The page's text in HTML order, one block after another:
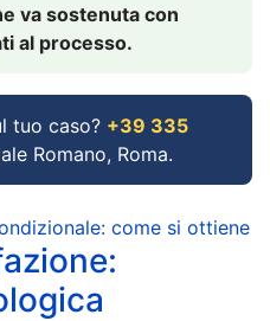
va sostenuta con
al processo.
tuo caso? +39 335
Romano, Roma.
come si ottiene